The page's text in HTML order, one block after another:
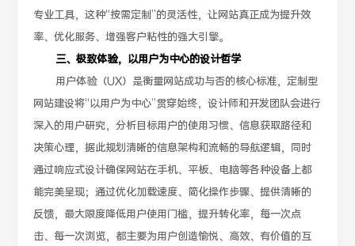
专业工具，这种“按需定制”的灵活性，让网站真正成为提升效
率、优化服务、增强客户粘性的强大引擎。
三、极致体验，以用户为中心的设计哲学
用户体验（UX）是衡量网站成功与否的核心标准，定制型
网站建设将“以用户为中心”贯穿始终，设计师和开发团队会进行
深入的用户研究，分析目标用户的使用习惯、信息获取路径和
决策心理，据此规划清晰的信息架构和流畅的导航逻辑，同时
通过响应式设计确保网站在手机、平板、电脑等各种设备上都
能完美呈现；通过优化加载速度、简化操作步骤、提供清晰的
反馈，最大限度降低用户使用门槛，提升转化率，每一次点
击、每一次浏览，都主要为用户创造愉悦、高效、有价值的互